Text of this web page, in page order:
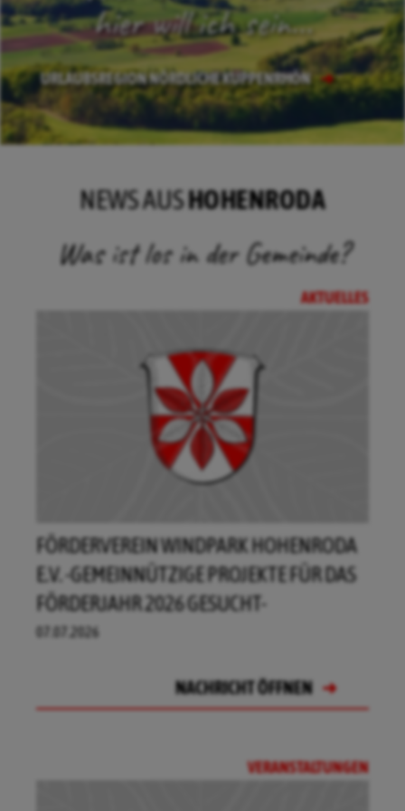
hier will ich sein...
URLAUBSREGION NÖRDLICHE KUPPENRHÖN
NEWS AUSHOHENRODA
Was ist los in der Gemeinde?
AKTUELLES
FÖRDERVEREIN WINDPARK HOHENRODA
E.V. -GEMEINNÜTZIGE PROJEKTE FÜR DAS
FÖRDERJAHR 2026 GESUCHT-
07.07.2026
NACHRICHT ÖFFNEN
VERANSTALTUNGEN
NACHRICHT ÖFFNEN
NACHRICHT ÖFFNEN
NACHRICHT ÖFFNEN